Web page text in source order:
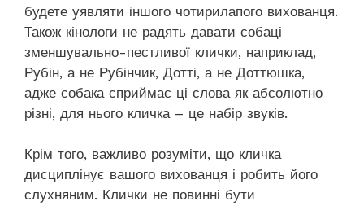
будете уявляти іншого чотирилапого вихованця.
Також кінологи не радять давати собаці
зменшувально-пестливої клички, наприклад,
Рубін, а не Рубінчик, Дотті, а не Доттюшка,
адже собака сприймає ці слова як абсолютно
різні, для нього кличка – це набір звуків.
Крім того, важливо розуміти, що кличка
дисциплінує вашого вихованця і робить його
слухняним. Клички не повинні бути